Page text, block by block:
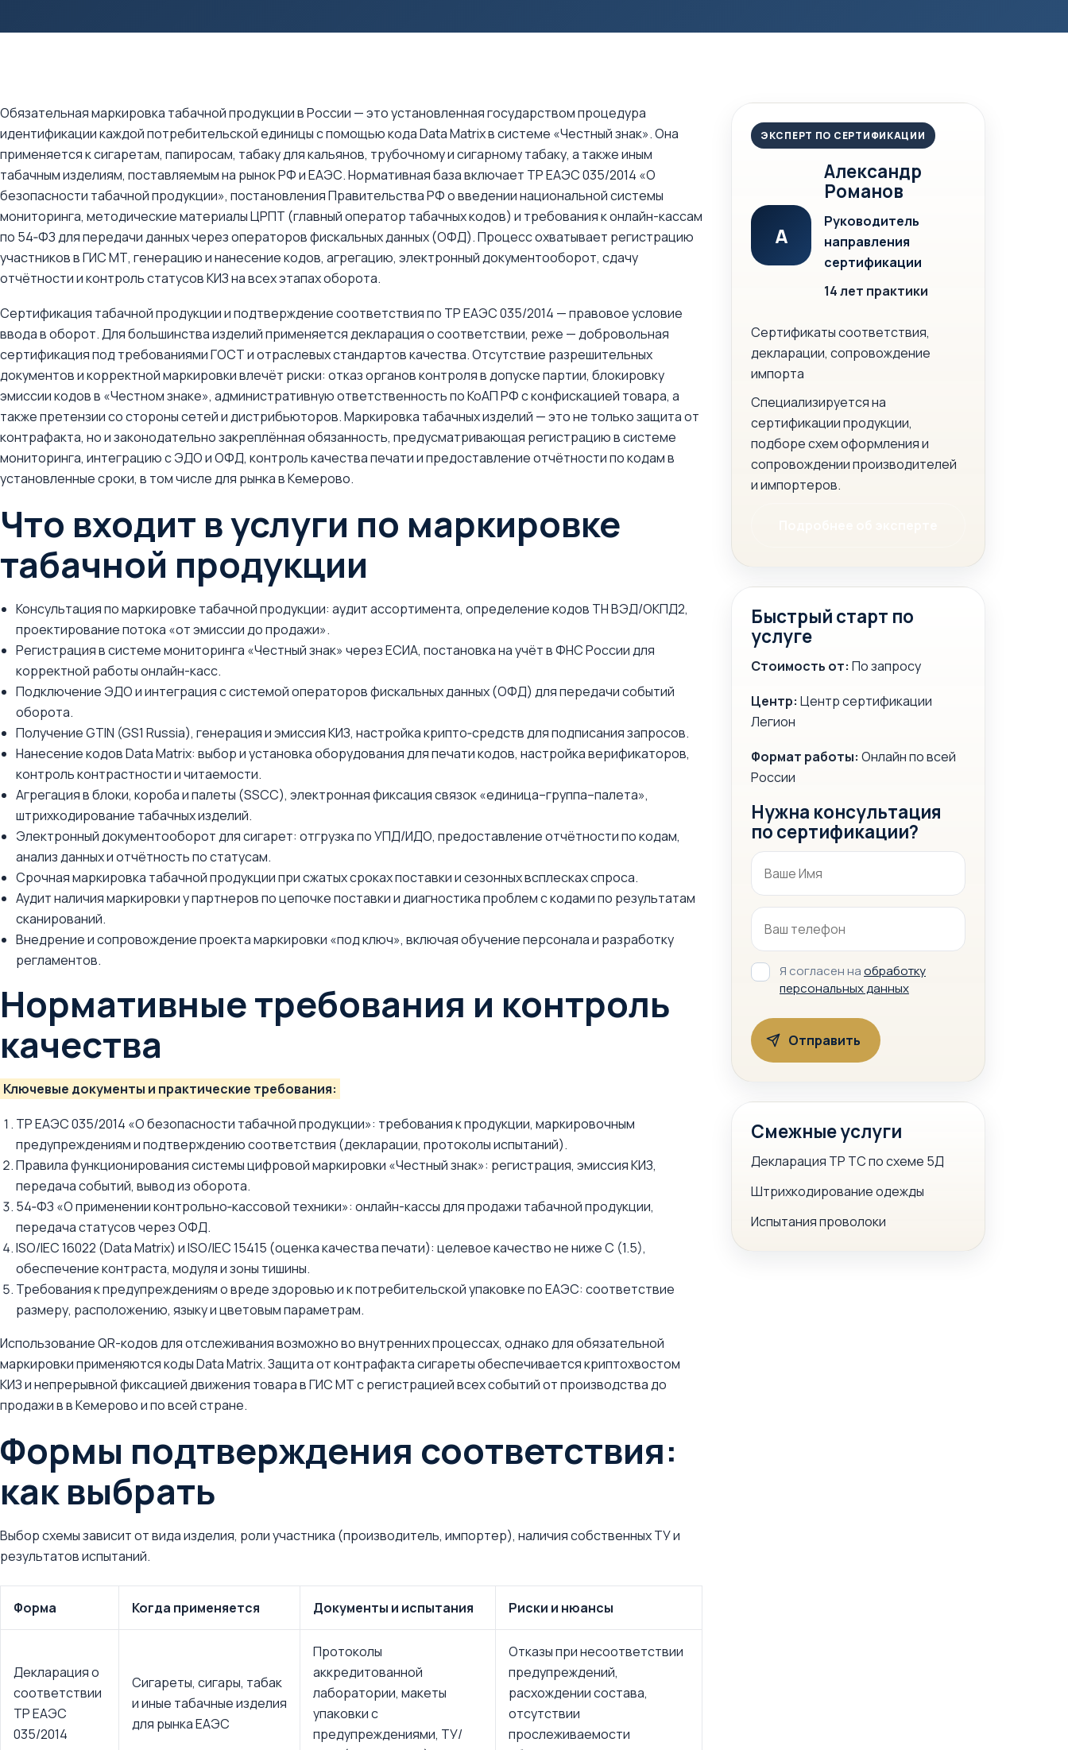
Обязательная маркировка табачной продукции в России — это установленная государством процедура
идентификации каждой потребительской единицы с помощью кода Data Matrix в системе «Честный знак». Она
применяется к сигаретам, папиросам, табаку для кальянов, трубочному и сигарному табаку, а также иным
табачным изделиям, поставляемым на рынок РФ и ЕАЭС. Нормативная база включает ТР ЕАЭС 035/2014 «О
безопасности табачной продукции», постановления Правительства РФ о введении национальной системы
мониторинга, методические материалы ЦРПТ (главный оператор табачных кодов) и требования к онлайн-кассам
по 54‑ФЗ для передачи данных через операторов фискальных данных (ОФД). Процесс охватывает регистрацию
участников в ГИС МТ, генерацию и нанесение кодов, агрегацию, электронный документооборот, сдачу
отчётности и контроль статусов КИЗ на всех этапах оборота.
Сертификация табачной продукции и подтверждение соответствия по ТР ЕАЭС 035/2014 — правовое условие
ввода в оборот. Для большинства изделий применяется декларация о соответствии, реже — добровольная
сертификация под требованиями ГОСТ и отраслевых стандартов качества. Отсутствие разрешительных
документов и корректной маркировки влечёт риски: отказ органов контроля в допуске партии, блокировку
эмиссии кодов в «Честном знаке», административную ответственность по КоАП РФ с конфискацией товара, а
также претензии со стороны сетей и дистрибьюторов. Маркировка табачных изделий — это не только защита от
контрафакта, но и законодательно закреплённая обязанность, предусматривающая регистрацию в системе
мониторинга, интеграцию с ЭДО и ОФД, контроль качества печати и предоставление отчётности по кодам в
установленные сроки, в том числе для рынка в Кемерово.
Что входит в услуги по маркировке
табачной продукции
Консультация по маркировке табачной продукции: аудит ассортимента, определение кодов ТН ВЭД/ОКПД2,
проектирование потока «от эмиссии до продажи».
Регистрация в системе мониторинга «Честный знак» через ЕСИА, постановка на учёт в ФНС России для
корректной работы онлайн-касс.
Подключение ЭДО и интеграция с системой операторов фискальных данных (ОФД) для передачи событий
оборота.
Получение GTIN (GS1 Russia), генерация и эмиссия КИЗ, настройка крипто‑средств для подписания запросов.
Нанесение кодов Data Matrix: выбор и установка оборудования для печати кодов, настройка верификаторов,
контроль контрастности и читаемости.
Агрегация в блоки, короба и палеты (SSCC), электронная фиксация связок «единица–группа–палета»,
штрихкодирование табачных изделий.
Электронный документооборот для сигарет: отгрузка по УПД/ИДО, предоставление отчётности по кодам,
анализ данных и отчётность по статусам.
Срочная маркировка табачной продукции при сжатых сроках поставки и сезонных всплесках спроса.
Аудит наличия маркировки у партнеров по цепочке поставки и диагностика проблем с кодами по результатам
сканирований.
Внедрение и сопровождение проекта маркировки «под ключ», включая обучение персонала и разработку
регламентов.
Нормативные требования и контроль
качества
Ключевые документы и практические требования:
ТР ЕАЭС 035/2014 «О безопасности табачной продукции»: требования к продукции, маркировочным
предупреждениям и подтверждению соответствия (декларации, протоколы испытаний).
Правила функционирования системы цифровой маркировки «Честный знак»: регистрация, эмиссия КИЗ,
передача событий, вывод из оборота.
54‑ФЗ «О применении контрольно‑кассовой техники»: онлайн-кассы для продажи табачной продукции,
передача статусов через ОФД.
ISO/IEC 16022 (Data Matrix) и ISO/IEC 15415 (оценка качества печати): целевое качество не ниже C (1.5),
обеспечение контраста, модуля и зоны тишины.
Требования к предупреждениям о вреде здоровью и к потребительской упаковке по ЕАЭС: соответствие
размеру, расположению, языку и цветовым параметрам.
Использование QR-кодов для отслеживания возможно во внутренних процессах, однако для обязательной
маркировки применяются коды Data Matrix. Защита от контрафакта сигареты обеспечивается криптохвостом
КИЗ и непрерывной фиксацией движения товара в ГИС МТ c регистрацией всех событий от производства до
продажи в в Кемерово и по всей стране.
Формы подтверждения соответствия:
как выбрать
Выбор схемы зависит от вида изделия, роли участника (производитель, импортер), наличия собственных ТУ и
результатов испытаний.
Форма Когда применяется Документы и испытания Риски и нюансы
Декларация о
соответствии
ТР ЕАЭС
035/2014
Сигареты, сигары, табак
и иные табачные изделия
для рынка ЕАЭС
Протоколы
аккредитованной
лаборатории, макеты
упаковки с
предупреждениями, ТУ/
Отказы при несоответствии
предупреждений,
расхождении состава,
отсутствии
прослеживаемости
ЭКСПЕРТ ПО СЕРТИФИКАЦИИ
А
Александр
Романов
Руководитель
направления
сертификации
14 лет практики
Сертификаты соответствия,
декларации, сопровождение
импорта
Специализируется на
сертификации продукции,
подборе схем оформления и
сопровождении производителей
и импортеров.
Быстрый старт по
услуге
Стоимость от: По запросу
Центр: Центр сертификации
Легион
Формат работы: Онлайн по всей
России
Нужна консультация
по сертификации?
Я согласен наобработку
персональных данных
Смежные услуги
Декларация ТР ТС по схеме 5Д
Штрихкодирование одежды
Испытания проволоки